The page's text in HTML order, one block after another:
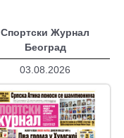
Спортски Журнал
Београд
03.08.2026